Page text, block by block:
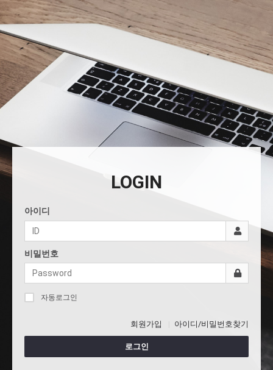
LOGIN
아이디
비밀번호
자동로그인
회원가입 아이디/비밀번호찾기
로그인